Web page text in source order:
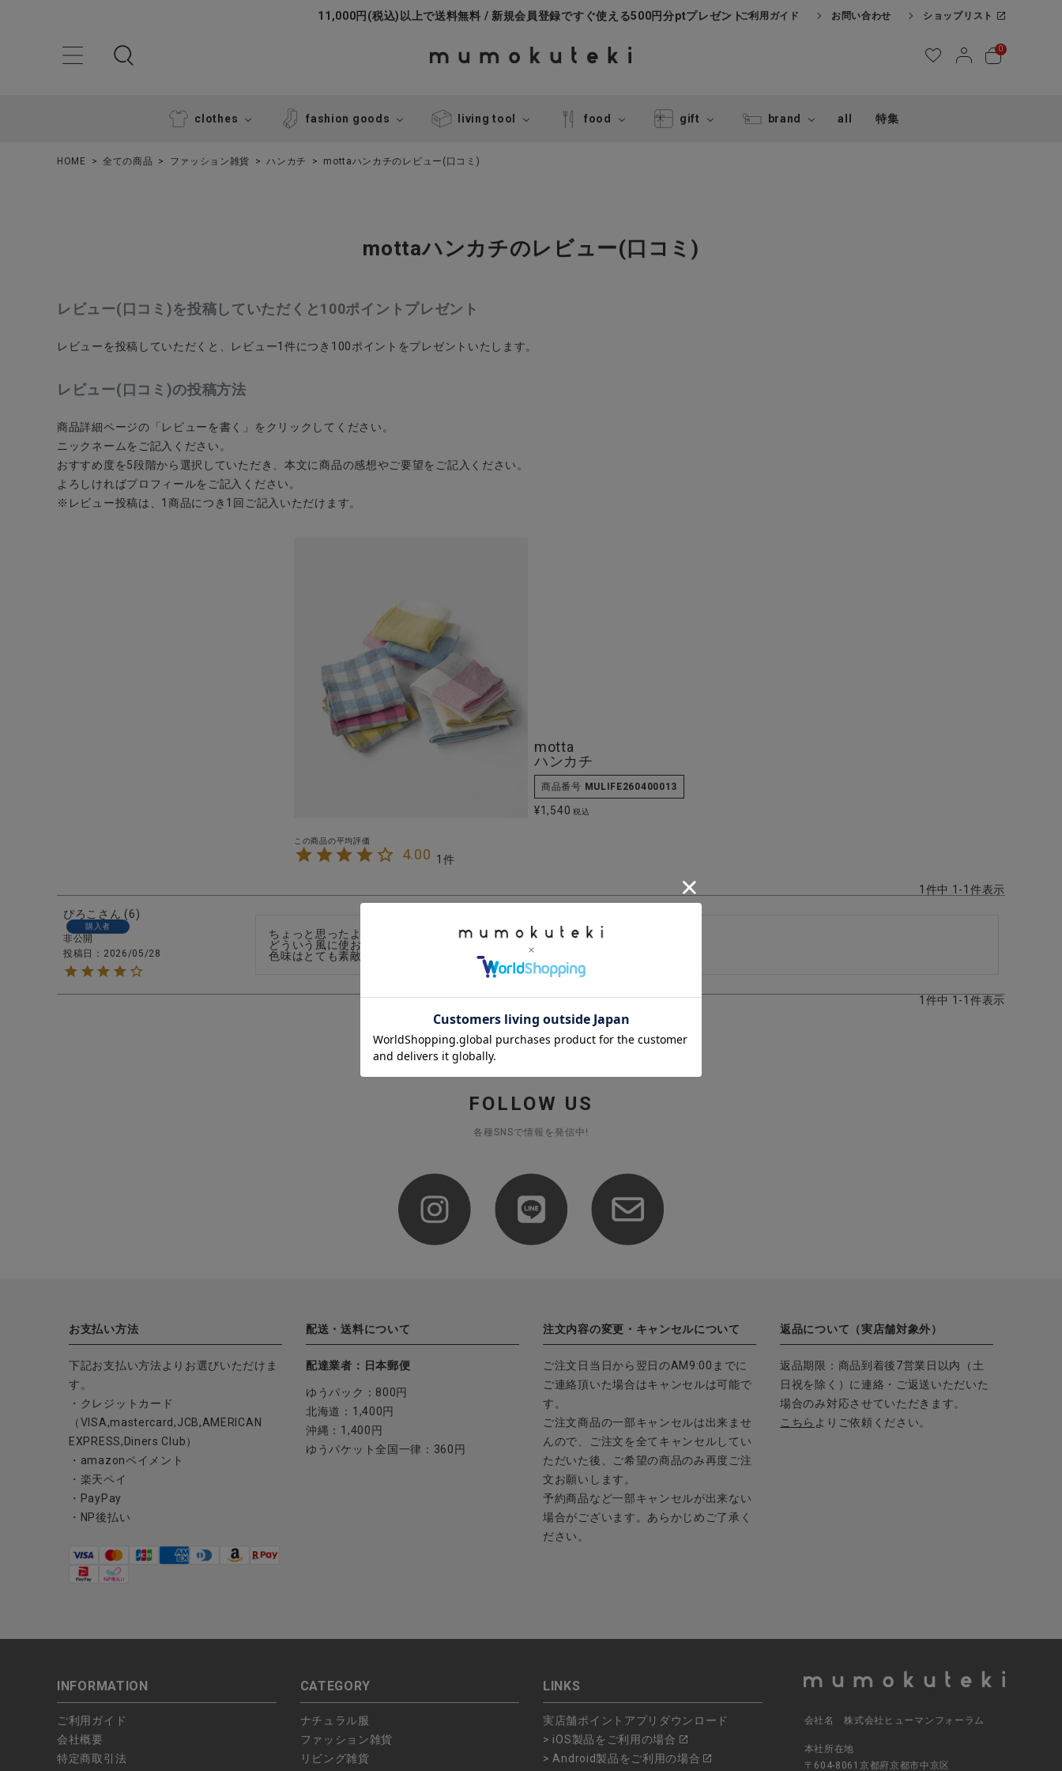
11,000円(税込)以上で送料無料 / 新規会員登録ですぐ使える500円分ptプレゼントご利用ガイド お問い合わせ ショップリスト
0
clothes fashion goods living tool food gift brand all 特集
ようこそ ゲスト 様
ログイン 新規会員登録
CATEGORY
ナチュラル服
ショップリスト
HOME 全ての商品 ファッション雑貨 ハンカチ mottaハンカチのレビュー(口コミ)
mottaハンカチのレビュー(口コミ)
レビュー(口コミ)を投稿していただくと100ポイントプレゼント
レビューを投稿していただくと、レビュー1件につき100ポイントをプレゼントいたします。
レビュー(口コミ)の投稿方法
商品詳細ページの「レビューを書く」をクリックしてください。
ニックネームをご記入ください。
おすすめ度を5段階から選択していただき、本文に商品の感想やご要望をご記入ください。
よろしければプロフィールをご記入ください。
※レビュー投稿は、1商品につき1回ご記入いただけます。
motta
ハンカチ
商品番号 MULIFE260400013
¥1,540 税込
4.00 1
1 件中 1 -1 件表示
ぴろこ
6
購入者
非公開
投稿日
2026/05/28
ちょっと思ったよりも大判でした！
どういう風に使おうか？思案中です。
色味はとても素敵です。
1 件中 1 -1 件表示
FOLLOW US
各種SNSで情報を発信中!
お支払い方法
下記お支払い方法よりお選びいただけま
す。
・クレジットカード
（VISA,mastercard,JCB,AMERICAN
EXPRESS,Diners Club）
・amazonペイメント
・楽天ペイ
・PayPay
・NP後払い
配送・送料について
配達業者：日本郵便
ゆうパック：800円
北海道：1,400円
沖縄：1,400円
ゆうパケット全国一律：360円
注文内容の変更・キャンセルについて
ご注文日当日から翌日のAM9:00までに
ご連絡頂いた場合はキャンセルは可能で
す。
ご注文商品の一部キャンセルは出来ませ
んので、ご注文を全てキャンセルしてい
ただいた後、ご希望の商品のみ再度ご注
文お願いします。
予約商品など一部キャンセルが出来ない
場合がございます。あらかじめご了承く
ださい。
返品について（実店舗対象外）
返品期限：商品到着後7営業日以内（土
日祝を除く）に連絡・ご返送いただいた
場合のみ対応させていただきます。
こちら よりご依頼ください。
INFORMATION
ご利用ガイド
会社概要
特定商取引法
CATEGORY
ナチュラル服
ファッション雑貨
リビング雑貨
LINKS
実店舗ポイントアプリダウンロード
> iOS製品をご利用の場合
> Android製品をご利用の場合
会社名 株式会社ヒューマンフォーラム
本社所在地
〒604-8061京都府京都市中京区